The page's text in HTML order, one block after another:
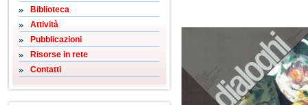
Biblioteca
Attività
Pubblicazioni
Risorse in rete
Contatti